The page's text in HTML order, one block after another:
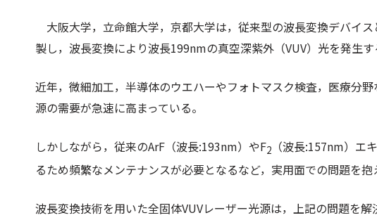
大阪大学，立命館大学，京都大学は，従来型の波長変換デバイ
製し，波長変換により波長199nmの真空深紫外（VUV）光を発生
近年，微細加工，半導体のウエハーやフォトマスク検査，医療分
源の需要が急速に高まっている。
しかしながら，従来のArF（波長:193nm）やF2 （波長:157nm）エ
るため頻繁なメンテナンスが必要となるなど，実用面での問題を抱
波長変換技術を用いた全固体VUVレーザー光源は，上記の問題を